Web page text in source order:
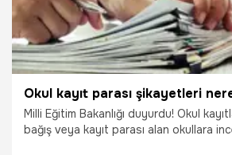
Milli Eğitim Bakanlığı duyurdu! Okul
bağış veya kayıt parası alan okullara